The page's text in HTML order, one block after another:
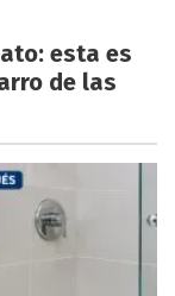
esta es
de las